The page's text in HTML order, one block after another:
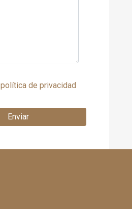
política de privacidad
Enviar